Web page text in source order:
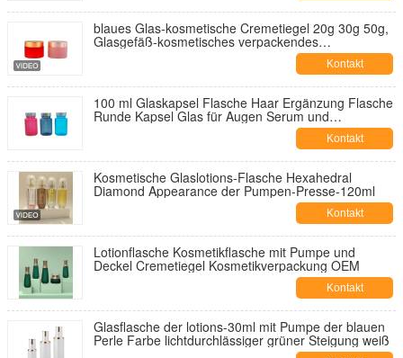
blaues Glas-kosmetische Cremetiegel 20g 30g 50g,
Glasgefäß-kosmetisches verpackendes
Kontakt
100 ml Glaskapsel Flasche Haar Ergänzung Flasche
Runde Kapsel Glas für Augen Serum und
Kontakt
Kosmetische Glaslotions-Flasche Hexahedral
Diamond Appearance der Pumpen-Presse-120ml
Kontakt
Lotionflasche Kosmetikflasche mit Pumpe und
Deckel Cremetiegel Kosmetikverpackung OEM
Kontakt
Glasflasche der lotions-30ml mit Pumpe der blauen
Perle Farbe lichtdurchlässiger grüner Steigung weiß